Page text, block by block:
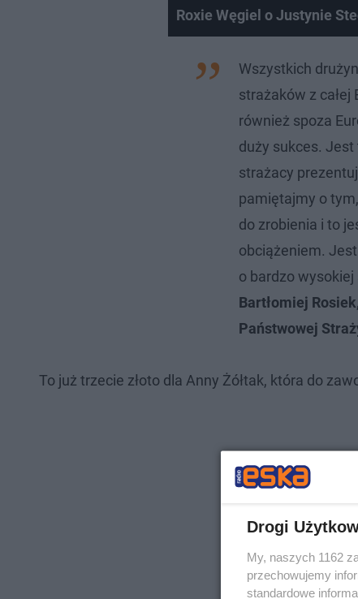
Roxie Węgiel o Justynie
Wszystkich
strażaków z całej
również spoza
duży sukces.
strażacy
pamiętajmy o
do zrobienia i to
obciążeniem.
o bardzo
Bartłomiej
Państwowej
To już trzecie złoto dla Anny Żółtak, która do
Drogi
My, naszych 1162
przechowujemy
standardowe